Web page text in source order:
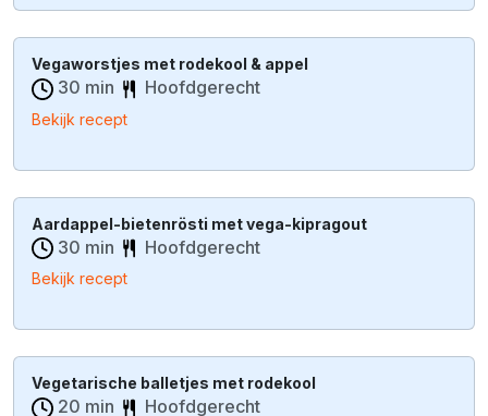
Vegaworstjes met rodekool & appel
30 min Hoofdgerecht
Bekijk recept
Aardappel-bietenrösti met vega-kipragout
30 min Hoofdgerecht
Bekijk recept
Vegetarische balletjes met rodekool
20 min Hoofdgerecht